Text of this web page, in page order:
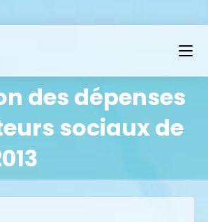
des dépenses
sociaux de